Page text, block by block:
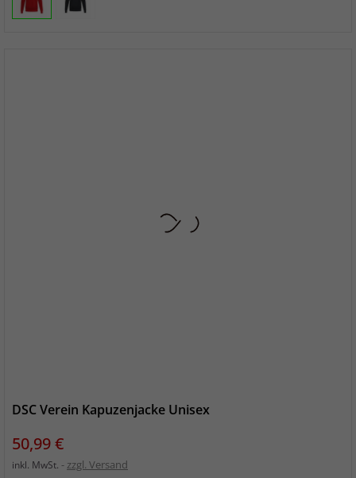
DSC Verein Kapuzenjacke Unisex
Preis
50,99 €
inkl. MwSt. zzgl. Versand